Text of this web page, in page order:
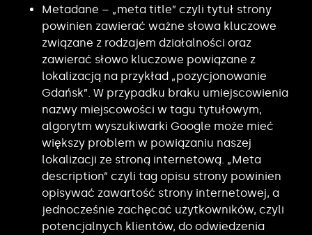
Metadane – „meta title” czyli tytuł strony
powinien zawierać ważne słowa kluczowe
związane z rodzajem działalności oraz
zawierać słowo kluczowe powiązane z
lokalizacją na przykład „pozycjonowanie
Gdańsk”. W przypadku braku umiejscowienia
nazwy miejscowości w tagu tytułowym,
algorytm wyszukiwarki Google może mieć
większy problem w powiązaniu naszej
lokalizacji ze stroną internetową. „Meta
description” czyli tag opisu strony powinien
opisywać zawartość strony internetowej, a
jednocześnie zachęcać użytkowników, czyli
potencjalnych klientów, do odwiedzenia